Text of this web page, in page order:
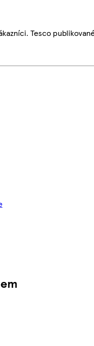
Tesco